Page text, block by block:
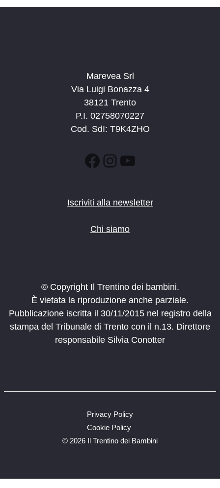
Marevea Srl
Via Luigi Bonazza 4
38121 Trento
P.I. 02758070227
Cod. SdI: T9K4ZHO
Facebook
Instagram
YouTube
Iscriviti alla newsletter
Chi siamo
© Copyright Il Trentino dei bambini.
È vietata la riproduzione anche parziale.
Pubblicazione iscritta il 30/11/2015 nel registro della
stampa del Tribunale di Trento con il n.13. Direttore
responsabile Silvia Conotter
© 2026 Il Trentino dei Bambini
Privacy Policy
Cookie Policy